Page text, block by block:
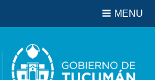
Biblioteca
MENU